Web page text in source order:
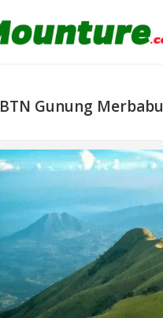
BTN Gunung Merbabu